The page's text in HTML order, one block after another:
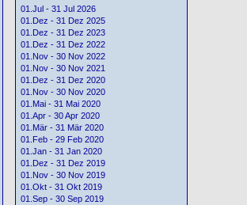
01.Jul - 31 Jul 2026
01.Dez - 31 Dez 2025
01.Dez - 31 Dez 2023
01.Dez - 31 Dez 2022
01.Nov - 30 Nov 2022
01.Nov - 30 Nov 2021
01.Dez - 31 Dez 2020
01.Nov - 30 Nov 2020
01.Mai - 31 Mai 2020
01.Apr - 30 Apr 2020
01.Mär - 31 Mär 2020
01.Feb - 29 Feb 2020
01.Jan - 31 Jan 2020
01.Dez - 31 Dez 2019
01.Nov - 30 Nov 2019
01.Okt - 31 Okt 2019
01.Sep - 30 Sep 2019